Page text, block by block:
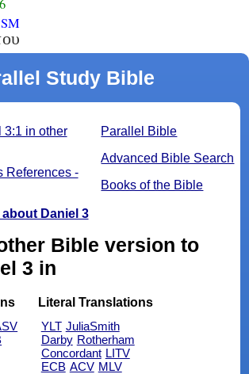
Study Bible
Parallel Bible
Advanced Bible Search
Books of the Bible
3:1 in other
References -
Daniel 3
Bible version to
3 in
Literal Translations
YLT JuliaSmith
Darby Rotherham
Concordant LITV
ECB ACV MLV